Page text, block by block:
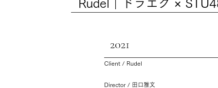
Rudel｜ドラエグ ×
2021
Client / Rudel
Director / 田口雅文